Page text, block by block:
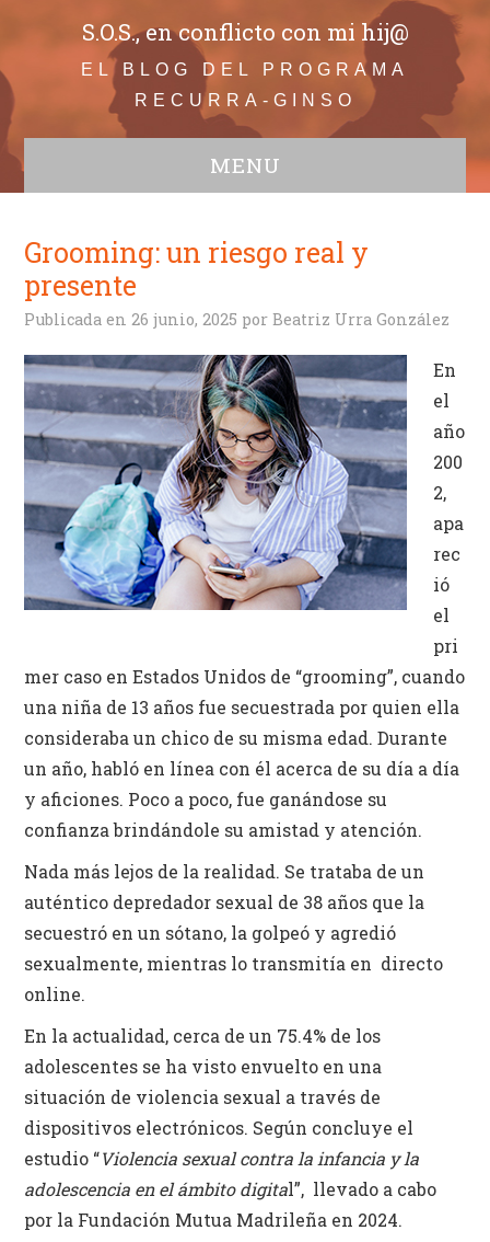
S.O.S., en conflicto con mi hij@
EL BLOG DEL PROGRAMA
RECURRA-GINSO
MENU
Todos
Adolescentes
Comunicación
Educación
Bullying
Infancia
Familia en conflicto
Crisis de convivencia
Conductas disruptivas
Identidad
Actividades Campus
Grooming: un riesgo real y
presente
Publicada en26 junio, 2025 porBeatriz Urra González
En
el
año
200
2,
apa
rec
ió
el
pri
mer caso en Estados Unidos de “grooming”, cuando
una niña de 13 años fue secuestrada por quien ella
consideraba un chico de su misma edad. Durante
un año, habló en línea con él acerca de su día a día
y aficiones. Poco a poco, fue ganándose su
confianza brindándole su amistad y atención.
Nada más lejos de la realidad. Se trataba de un
auténtico depredador sexual de 38 años que la
secuestró en un sótano, la golpeó y agredió
sexualmente, mientras lo transmitía en directo
online.
En la actualidad, cerca de un 75.4% de los
adolescentes se ha visto envuelto en una
situación de violencia sexual a través de
dispositivos electrónicos. Según concluye el
estudio “Violencia sexual contra la infancia y la
adolescencia en el ámbito digital”, llevado a cabo
por la Fundación Mutua Madrileña en 2024.